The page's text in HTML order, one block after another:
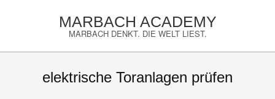
MARBACH ACADEMY
MARBACH DENKT. DIE WELT LIEST.
elektrische Toranlagen prüfen